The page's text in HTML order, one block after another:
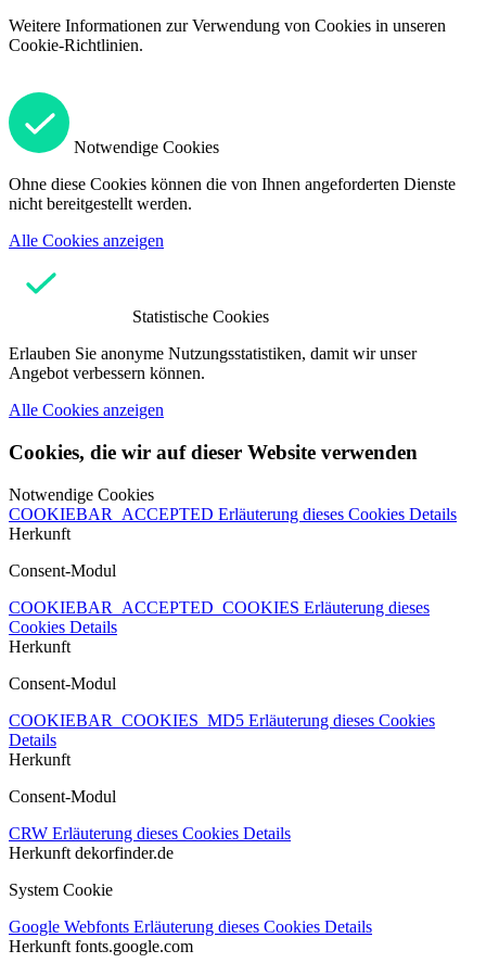
Weitere Informationen zur Verwendung von Cookies in unseren
Cookie-Richtlinien.
Notwendige Cookies
Ohne diese Cookies können die von Ihnen angeforderten Dienste
nicht bereitgestellt werden.
Alle Cookies anzeigen
Statistische Cookies
Erlauben Sie anonyme Nutzungsstatistiken, damit wir unser
Angebot verbessern können.
Alle Cookies anzeigen
Cookies, die wir auf dieser Website verwenden
Notwendige Cookies
COOKIEBAR_ACCEPTED Erläuterung dieses Cookies Details
Herkunft
Consent-Modul
COOKIEBAR_ACCEPTED_COOKIES Erläuterung dieses
Cookies Details
Herkunft
Consent-Modul
COOKIEBAR_COOKIES_MD5 Erläuterung dieses Cookies
Details
Herkunft
Consent-Modul
CRW Erläuterung dieses Cookies Details
Herkunft dekorfinder.de
System Cookie
Google Webfonts Erläuterung dieses Cookies Details
Herkunft fonts.google.com